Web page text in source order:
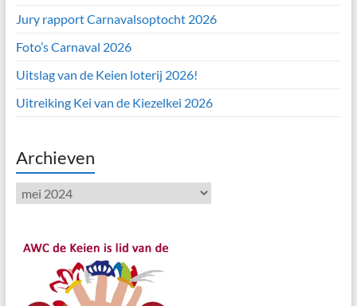
Jury rapport Carnavalsoptocht 2026
Foto’s Carnaval 2026
Uitslag van de Keien loterij 2026!
Uitreiking Kei van de Kiezelkei 2026
Archieven
Archieven